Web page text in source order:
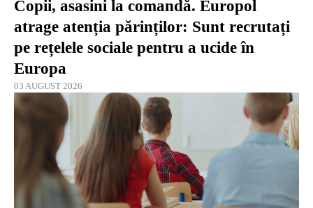
Copii, asasini la comandă. Europol
atrage atenția părinților: Sunt recrutați
pe rețelele sociale pentru a ucide în
Europa
03 AUGUST 2026